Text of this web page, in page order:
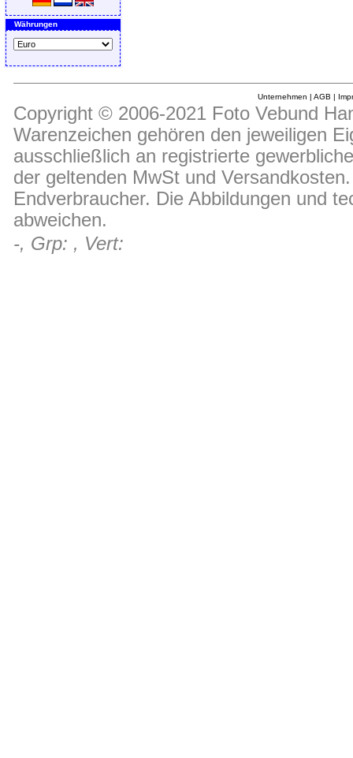
Währungen
Unternehmen | AGB |
Copyright © 2006-2021 Foto Vebund
Warenzeichen gehören den jeweiligen
ausschließlich an registrierte
der geltenden MwSt und
Endverbraucher. Die Abbildungen und
abweichen.
-, Grp: , Vert: